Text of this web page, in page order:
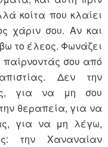
κοίτα που κλαίει
χάριν σου. Αν και
το έλεος. Φωνάζει
παίρνοντάς σου από
Δεν την
για να μη σου
θεραπεία, για να
για να μη λέγω,
την Χαναναίαν